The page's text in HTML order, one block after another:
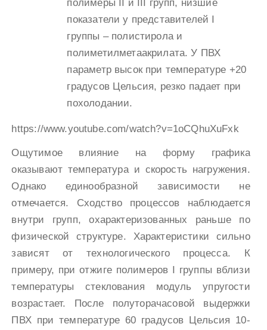
полимеры II и III групп, низшие
показатели у представителей I
группы – полистирола и
полиметилметаакрилата. У ПВХ
параметр высок при температуре +20
градусов Цельсия, резко падает при
похолодании.
https://www.youtube.com/watch?v=1oCQhuXuFxk
Ощутимое влияние на форму графика
оказывают температура и скорость нагружения.
Однако единообразной зависимости не
отмечается. Сходство процессов наблюдается
внутри групп, охарактеризованных раньше по
физической структуре. Характеристики сильно
зависят от технологического процесса. К
примеру, при отжиге полимеров I группы вблизи
температуры стеклования модуль упругости
возрастает. После полуторачасовой выдержки
ПВХ при температуре 60 градусов Цельсия 10-